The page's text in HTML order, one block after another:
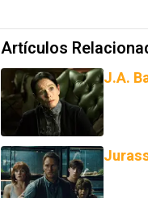
Artículos
J.A.